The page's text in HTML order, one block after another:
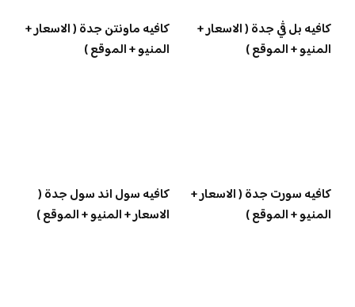
كافيه بل ڤي جدة ( الاسعار +
المنيو + الموقع )
كافيه ماونتن جدة ( الاسعار +
المنيو + الموقع )
كافيه سورت جدة ( الاسعار +
المنيو + الموقع )
كافيه سول اند سول جدة (
الاسعار + المنيو + الموقع )